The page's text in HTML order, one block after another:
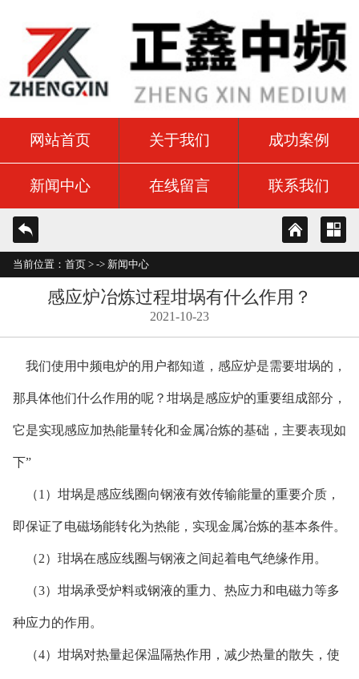
网站首页 关于我们 成功案例
新闻中心 在线留言 联系我们
当前位置： 首页 > -> 新闻中心
感应炉冶炼过程坩埚有什么作用？
2021-10-23
我们使用中频电炉的用户都知道，感应炉是需要坩埚的，
那具体他们什么作用的呢？坩埚是感应炉的重要组成部分，
它是实现感应加热能量转化和金属冶炼的基础，主要表现如
下”
（1）坩埚是感应线圈向钢液有效传输能量的重要介质，
即保证了电磁场能转化为热能，实现金属冶炼的基本条件。
（2）玵埚在感应线圈与钢液之间起着电气绝缘作用。
（3）坩埚承受炉料或钢液的重力、热应力和电磁力等多
种应力的作用。
（4）坩埚对热量起保温隔热作用，减少热量的散失，使